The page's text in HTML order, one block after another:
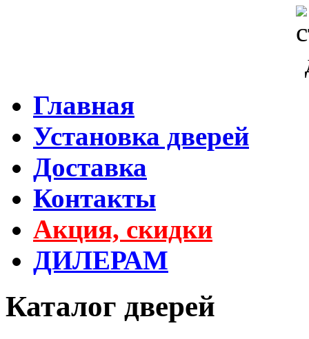
Главная
Установка дверей
Доставка
Контакты
Акция, скидки
ДИЛЕРАМ
Каталог дверей